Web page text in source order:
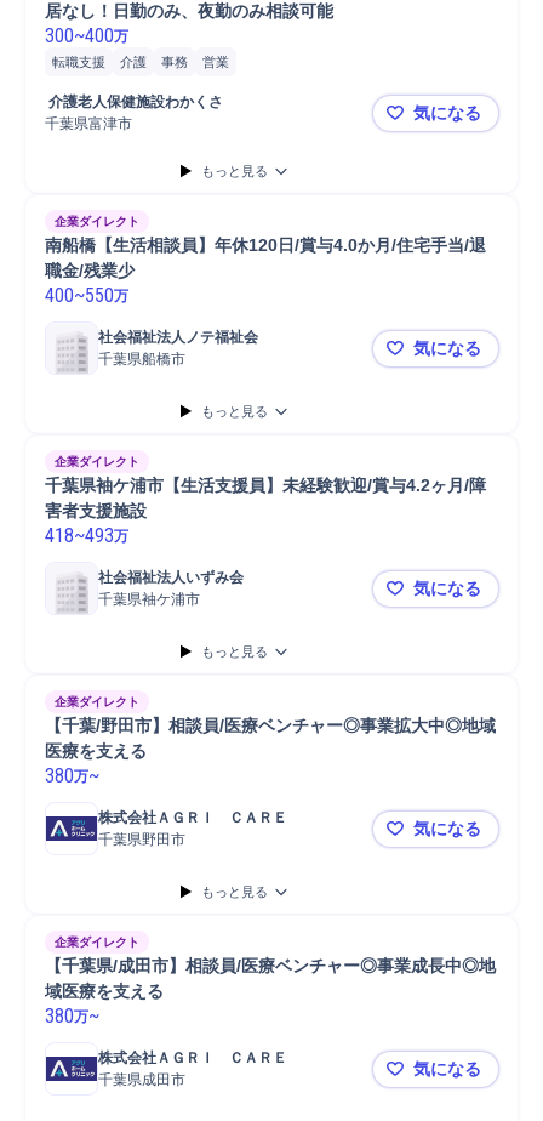
居なし！日勤のみ、夜勤のみ相談可能
300~400万
転職支援 介護 事務 営業
介護老人保健施設わかくさ
千葉県富津市
【⭐️託児所
気になる
もっと見る
企業ダイレクト
南船橋【生活相談員】年休120日/賞与4.0か月/住宅手当/退
職金/残業少
400~550万
社会福祉法人ノテ福祉会
千葉県船橋市
南船橋【生
気になる
もっと見る
企業ダイレクト
千葉県袖ケ浦市【生活支援員】未経験歓迎/賞与4.2ヶ月/障
害者支援施設
418~493万
社会福祉法人いずみ会
千葉県袖ケ浦市
千葉県袖ケ
気になる
もっと見る
企業ダイレクト
【千葉/野田市】相談員/医療ベンチャー◎事業拡大中◎地域
医療を支える
380万~
株式会社ＡＧＲＩ　ＣＡＲＥ
千葉県野田市
【千葉/野
気になる
もっと見る
企業ダイレクト
【千葉県/成田市】相談員/医療ベンチャー◎事業成長中◎地
域医療を支える
380万~
株式会社ＡＧＲＩ　ＣＡＲＥ
千葉県成田市
【千葉県/
気になる